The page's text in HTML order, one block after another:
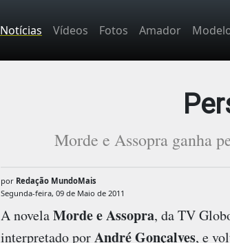
Notícias Vídeos Fotos Amador
Morde e Assopra ganha
por Redação MundoMais
Segunda-feira, 09 de Maio de 2011
A novelaMorde e Assopra, da TV
interpretado porAndré Gonçalves, e